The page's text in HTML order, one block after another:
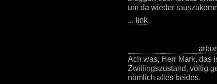
um da wieder
... link
Ach was, Herr Mark, das
Zwillingszustand, völlig
nämlich alles beides.